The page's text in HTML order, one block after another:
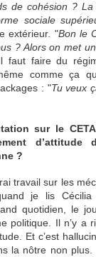
de cohésion ? La
sociale
extérieur. "Bon le
? Alors on met
faut faire du
comme ça
: "Tu veux
sur le
?
travail sur les
je lis Cécilia
quotidien, le
politique. Il n’y a
Et c’est
la nôtre non